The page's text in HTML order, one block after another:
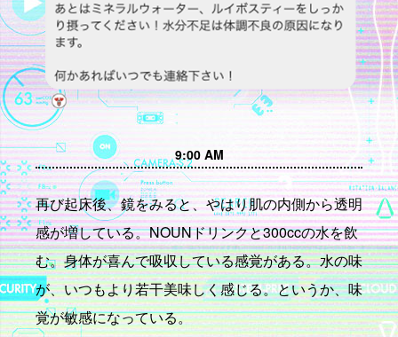
9:00 AM
再び起床後、鏡をみると、やはり肌の内側から透明
感が増している。NOUNドリンクと300ccの水を飲
む。身体が喜んで吸収している感覚がある。水の味
が、いつもより若干美味しく感じる。というか、味
覚が敏感になっている。